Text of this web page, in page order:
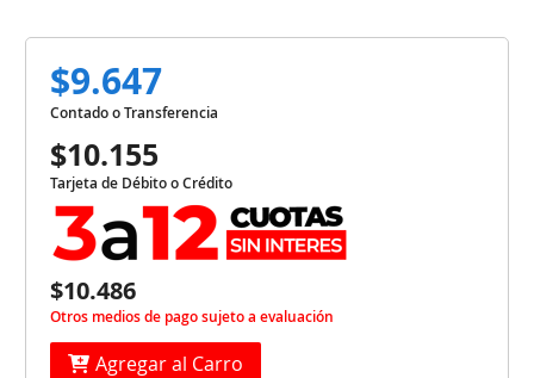
$9.647
Contado o Transferencia
$10.155
Tarjeta de Débito o Crédito
$10.486
Otros medios de pago sujeto a evaluación
Agregar al Carro